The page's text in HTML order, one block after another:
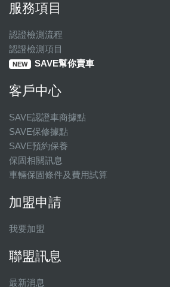
服務項目
認證檢測流程
認證檢測項目
NEW SAVE幫你賣車
客戶中心
SAVE認證車商據點
SAVE保修據點
SAVE預約保養
保固相關訊息
車輛保固條件及費用試算
加盟申請
我要加盟
聯盟訊息
最新消息